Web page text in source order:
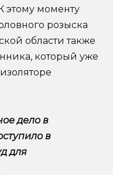
этому моменту
розыска
области также
который уже
дело в
в
для